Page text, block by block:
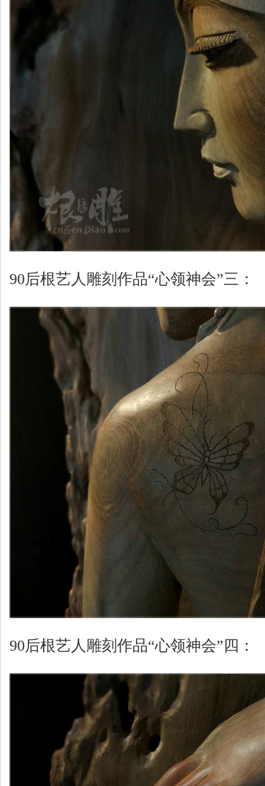
90后根艺人雕刻作品“心领神会”三：
90后根艺人雕刻作品“心领神会”四：